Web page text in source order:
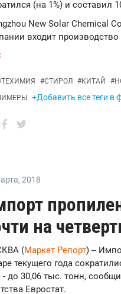
(на 1%) и составил
New Solar Chemical
входит
#СТИРОЛ #КИТАЙ #
+Добавить все теги в
, 2018
на
(Маркет Репорт) --
текущего года
- до 30,06 тыс. тонн,
Евростат.